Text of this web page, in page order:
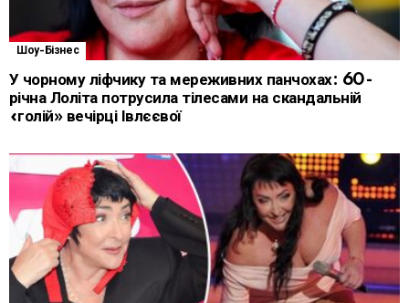
Шоу-Бізнес
У чорному ліфчику та мереживних панчохах: 60-
річна Лоліта потрусила тілесами на скандальній
«голій» вечірці Івлєєвої